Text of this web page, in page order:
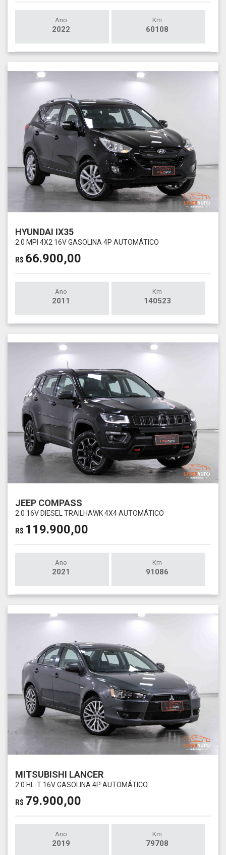
Ano
2022
Km
60108
HYUNDAI IX35
2.0 MPI 4X2 16V GASOLINA 4P AUTOMÁTICO
R$ 66.900,00
Ano
2011
Km
140523
JEEP COMPASS
2.0 16V DIESEL TRAILHAWK 4X4 AUTOMÁTICO
R$ 119.900,00
Ano
2021
Km
91086
MITSUBISHI LANCER
2.0 HL-T 16V GASOLINA 4P AUTOMÁTICO
R$ 79.900,00
Ano
2019
Km
79708